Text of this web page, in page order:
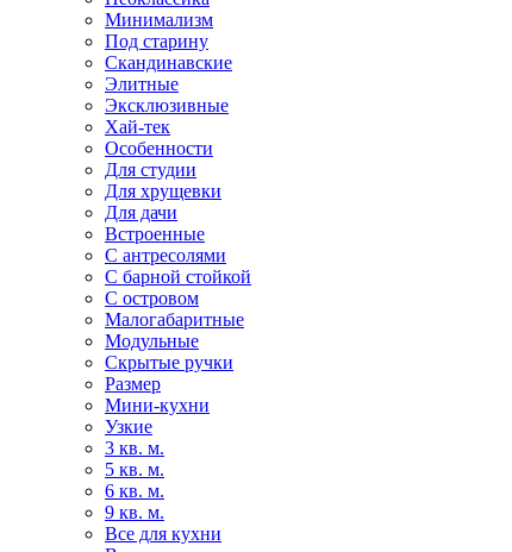
Минимализм
Под старину
Скандинавские
Элитные
Эксклюзивные
Хай-тек
Особенности
Для студии
Для хрущевки
Для дачи
Встроенные
С антресолями
С барной стойкой
С островом
Малогабаритные
Модульные
Скрытые ручки
Размер
Мини-кухни
Узкие
3 кв. м.
5 кв. м.
6 кв. м.
9 кв. м.
Все для кухни